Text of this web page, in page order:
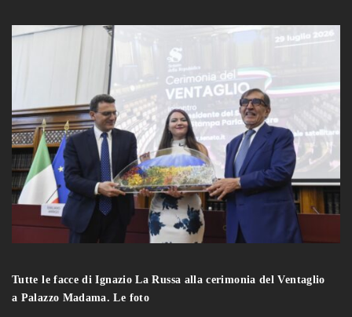
Tutte le facce di Ignazio La Russa alla cerimonia del Ventaglio
a Palazzo Madama. Le foto